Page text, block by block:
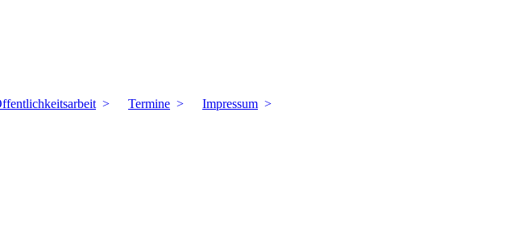
Termine Impressum